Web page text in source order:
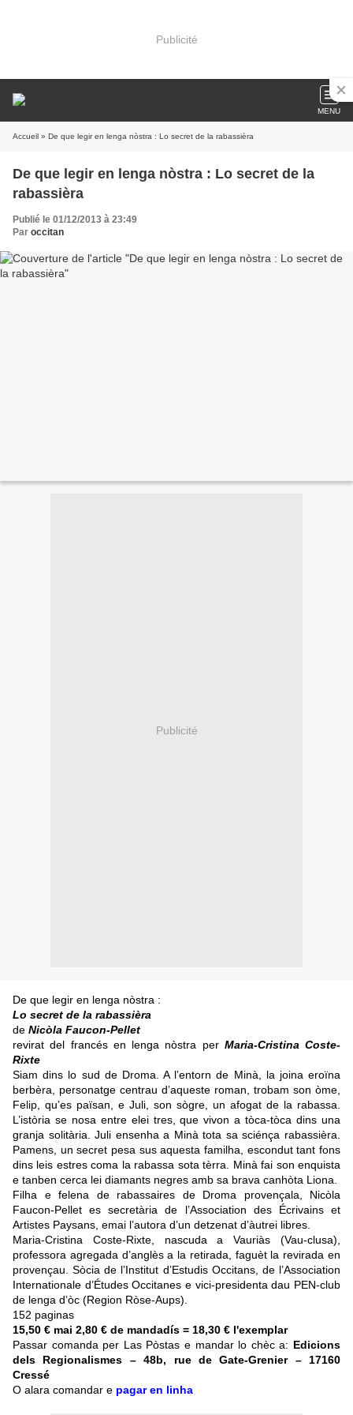
Publicité
MENU
Accueil » De que legir en lenga nòstra : Lo secret de la rabassièra
De que legir en lenga nòstra : Lo secret de la
rabassièra
Publié le 01/12/2013 à 23:49
Par occitan
Publicité
De que legir en lenga nòstra :
Lo secret de la rabassièra
de Nicòla Faucon-Pellet
revirat del francés en lenga nòstra per Maria-Cristina Coste-
Rixte
Siam dins lo sud de Droma. A l’entorn de Minà, la joina eroïna
berbèra, personatge centrau d’aqueste roman, trobam son òme,
Felip, qu’es païsan, e Juli, son sògre, un afogat de la rabassa.
L’istòria se nosa entre elei tres, que vivon a tòca-tòca dins una
granja solitària. Juli ensenha a Minà tota sa sciénça rabassièra.
Pamens, un secret pesa sus aquesta familha, escondut tant fons
dins leis estres coma la rabassa sota tèrra. Minà fai son enquista
e tanben cerca lei diamants negres amb sa brava canhòta Liona.
Filha e felena de rabassaires de Droma provençala, Nicòla
Faucon-Pellet es secretària de l’Association des Écrivains et
Artistes Paysans, emai l’autora d’un detzenat d’àutrei libres.
Maria-Cristina Coste-Rixte, nascuda a Vauriàs (Vau-clusa),
professora agregada d’anglès a la retirada, faguèt la revirada en
provençau. Sòcia de l’Institut d’Estudis Occitans, de l’Association
Internationale d’Études Occitanes e vici-presidenta dau PEN-club
de lenga d’òc (Region Ròse-Aups).
152 paginas
15,50 € mai 2,80 € de mandadís = 18,30 € l'exemplar
Passar comanda per Las Pòstas e mandar lo chèc a: Edicions
dels Regionalismes – 48b, rue de Gate-Grenier – 17160
Cressé
O alara comandar e pagar en linha